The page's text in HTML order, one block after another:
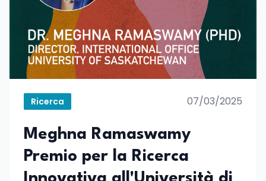
Ricerca 07/03/2025
Meghna Ramaswamy
Premio per la Ricerca